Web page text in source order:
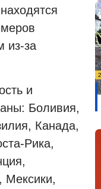
из-за
и
Боливия,
Канада,
Рика,
Мексики,